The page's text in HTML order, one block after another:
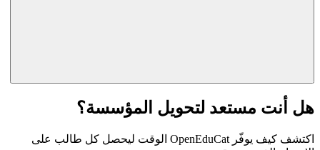
هل أنت مستعد لتحويل المؤسسة؟
اكتشف كيف يوفّر OpenEduCat الوقت ليحصل كل طالب على